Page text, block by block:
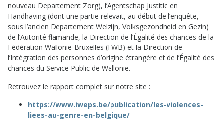
nouveau Departement Zorg), l’Agentschap Justitie en
Handhaving (dont une partie relevait, au début de l’enquête,
sous l’ancien Departement Welzijn, Volksgezondheid en Gezin)
de l’Autorité flamande, la Direction de l’Égalité des chances de la
Fédération Wallonie-Bruxelles (FWB) et la Direction de
l’Intégration des personnes d’origine étrangère et de l’Égalité des
chances du Service Public de Wallonie.
Retrouvez le rapport complet sur notre site :
https://www.iweps.be/publication/les-violences-
liees-au-genre-en-belgique/